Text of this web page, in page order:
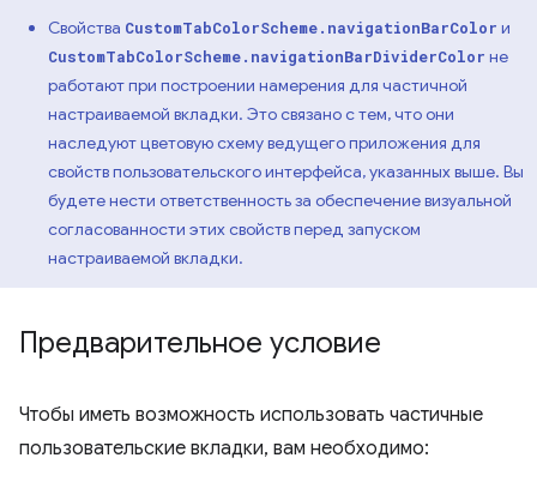
Свойства CustomTabColorScheme.navigationBarColor и
CustomTabColorScheme.navigationBarDividerColor не
работают при построении намерения для частичной
настраиваемой вкладки. Это связано с тем, что они
наследуют цветовую схему ведущего приложения для
свойств пользовательского интерфейса, указанных выше. Вы
будете нести ответственность за обеспечение визуальной
согласованности этих свойств перед запуском
настраиваемой вкладки.
Предварительное условие
Чтобы иметь возможность использовать частичные
пользовательские вкладки, вам необходимо: